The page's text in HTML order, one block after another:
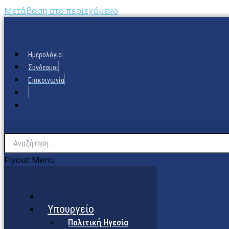
Μετάβαση στο περιεχόμενο
Ημερολόγιο
Σύνδεσμοι
Επικοινωνία
Flyout Menu
Υπουργείο
Πολιτική Ηγεσία